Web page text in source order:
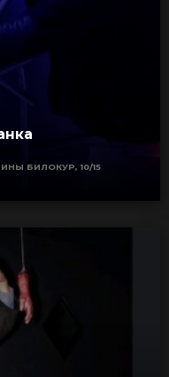
БИЛОКУР, 10/15